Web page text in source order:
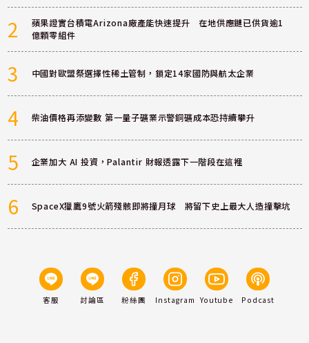
2
蘋果證實台積電Arizona廠產能快速提升 在地供應鏈已供貨逾1
億顆零組件
3 中國對歐盟祭選擇性稀土管制，鎖定14家國防與航太企業
4 柴油價格再添變數 第一量子礦業示警銅礦成本恐持續攀升
5 企業加大 AI 投資，Palantir 財報透露下一階段在這裡
6 SpaceX獵鷹9號火箭殘骸即將撞月球 將留下史上最大人造撞擊坑
客服 討論區 粉絲團 Instagram Youtube Podcast